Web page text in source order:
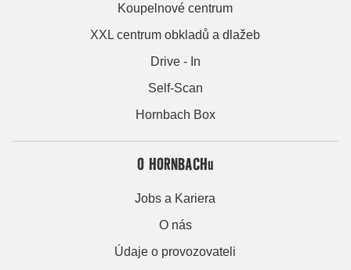
Koupelnové centrum
XXL centrum obkladů a dlažeb
Drive - In
Self-Scan
Hornbach Box
O HORNBACHu
Jobs a Kariera
O nás
Údaje o provozovateli